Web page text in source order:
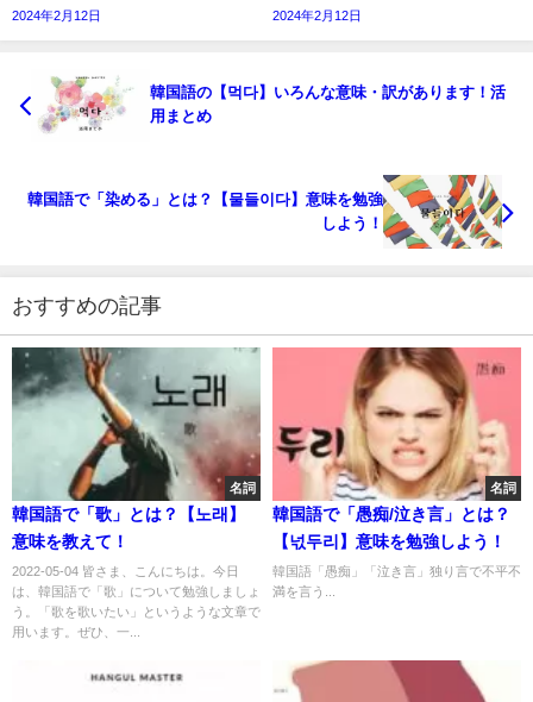
2024年2月12日 2024年2月12日
韓国語の【먹다】いろんな意味・訳があります！活
用まとめ
韓国語で「染める」とは？【물들이다】意味を勉強
しよう！
おすすめの記事
名詞
韓国語で「歌」とは？【노래】
意味を教えて！
2022-05-04 皆さま、こんにちは。今日
は、韓国語で「歌」について勉強しましょ
う。「歌を歌いたい」というような文章で
用います。ぜひ、一...
名詞
韓国語で「愚痴/泣き言」とは？
【넋두리】意味を勉強しよう！
韓国語「愚痴」「泣き言」独り言で不平不
満を言う...